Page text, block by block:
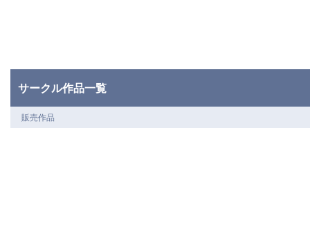
サークル作品一覧
販売作品